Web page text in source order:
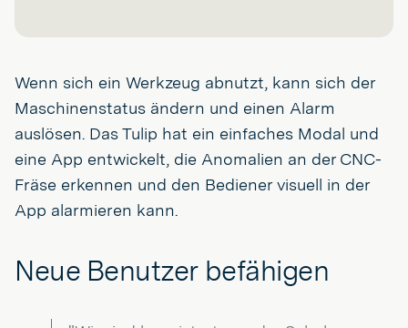
Wenn sich ein Werkzeug abnutzt, kann sich der
Maschinenstatus ändern und einen Alarm
auslösen. Das Tulip hat ein einfaches Modal und
eine App entwickelt, die Anomalien an der CNC-
Fräse erkennen und den Bediener visuell in der
App alarmieren kann.
Neue Benutzer befähigen